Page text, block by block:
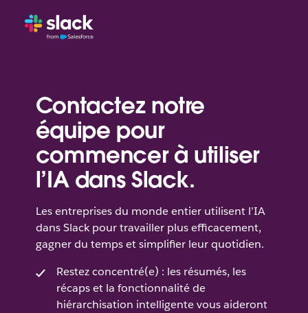
Contactez notre
équipe pour
commencer à utiliser
l’IA dans Slack.
Les entreprises du monde entier utilisent l’IA
dans Slack pour travailler plus efficacement,
gagner du temps et simplifier leur quotidien.
Restez concentré(e) : les résumés, les
récaps et la fonctionnalité de
hiérarchisation intelligente vous aideront